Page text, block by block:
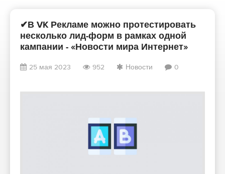
✔В VK Рекламе можно протестировать
несколько лид-форм в рамках одной
кампании - «Новости мира Интернет»
25 мая 2023 952 Новости 0